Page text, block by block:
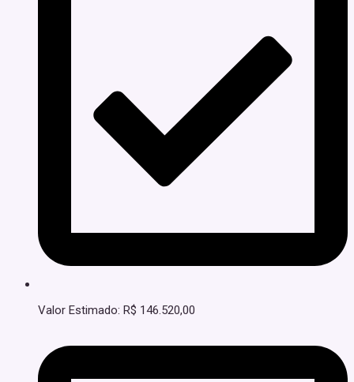
Valor Estimado: R$ 146.520,00